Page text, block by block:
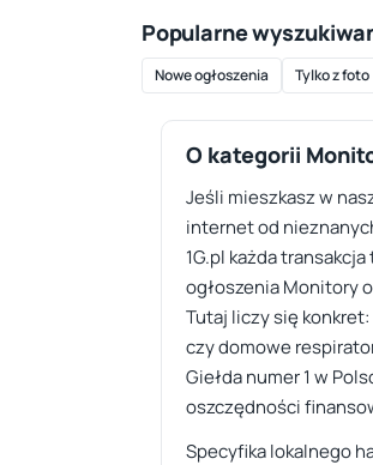
Popularne
Nowe ogłoszenia Tylko z foto
O kategorii
Jeśli mieszkasz w
internet od
1G.pl każda
ogłoszenia Monitory
Tutaj liczy się
czy domowe
Giełda numer 1 w
oszczędności
Specyfika lokalnego